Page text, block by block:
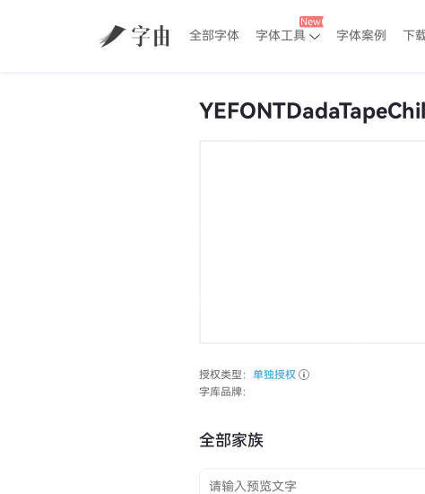
全部字体 字体工具 字体案例 下
授权类型： 单独授权
字库品牌：
全部家族